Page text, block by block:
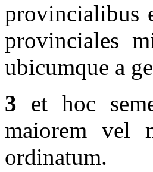
provincialibus
provinciales
ubicumque a
3 et hoc
maiorem vel
ordinatum.